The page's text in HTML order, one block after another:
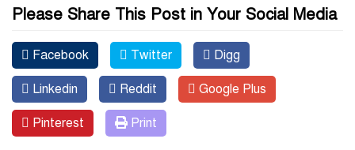
Please Share This Post in Your Social Media
Facebook Twitter Digg
Linkedin Reddit Google Plus
Pinterest Print